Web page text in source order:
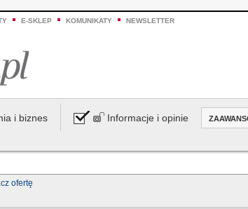
E-SKLEP KOMUNIKATY NEWSLETTER
i biznes Informacje i opinie
ofertę